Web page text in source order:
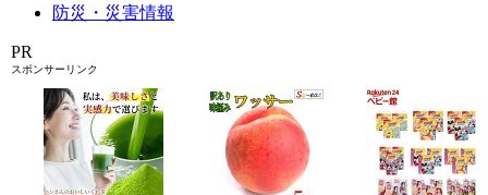
防災・災害情報
PR
スポンサーリンク